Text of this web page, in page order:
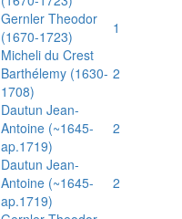
Gernler Theodor
(1670-1723)
1
Micheli du Crest
Barthélemy (1630-
1708)
2
Dautun Jean-
Antoine (~1645-
ap.1719)
2
Dautun Jean-
Antoine (~1645-
ap.1719)
2